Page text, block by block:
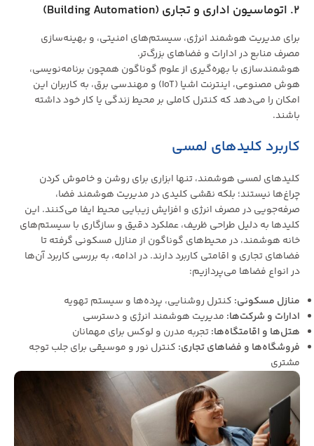
2. اتوماسیون اداری و تجاری (Building Automation)
برای مدیریت هوشمند انرژی، سیستم‌های امنیتی، و بهینه‌سازی
مصرف منابع در ادارات و فضاهای بزرگ‌تر.
هوشمندسازی با بهره‌گیری از علوم گوناگون همچون برنامه‌نویسی،
هوش مصنوعی، اینترنت اشیا (IoT) و مهندسی برق، به کاربران این
امکان را می‌دهد که کنترل کاملی بر محیط زندگی یا کار خود داشته
باشند.
کاربرد کلیدهای لمسی
کلیدهای لمسی هوشمند، تنها ابزاری برای روشن و خاموش کردن
چراغ‌ها نیستند؛ بلکه نقشی کلیدی در مدیریت هوشمند فضا،
صرفه‌جویی در مصرف انرژی و افزایش زیبایی محیط ایفا می‌کنند. این
کلیدها به دلیل طراحی ظریف، عملکرد دقیق و سازگاری با سیستم‌های
خانه هوشمند، در محیط‌های گوناگون از منازل مسکونی گرفته تا
فضاهای تجاری و اقامتی کاربرد دارند. در ادامه، به بررسی کاربرد آن‌ها
در انواع فضاها می‌پردازیم:
منازل مسکونی: کنترل روشنایی، پرده‌ها و سیستم تهویه
ادارات و شرکت‌ها: مدیریت هوشمند انرژی و دسترسی
هتل‌ها و اقامتگاه‌ها:تجربه مدرن و لوکس برای مهمانان
فروشگاه‌ها و فضاهای تجاری: کنترل نور و موسیقی برای جلب توجه
مشتری